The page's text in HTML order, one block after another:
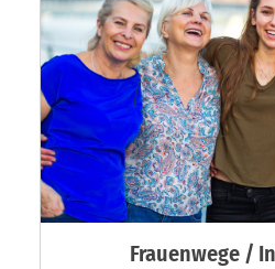
Frauenwege /